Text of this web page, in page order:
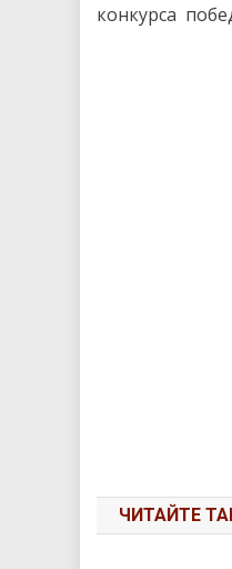
конкурса
ЧИТАЙТЕ